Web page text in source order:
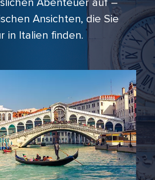
Abenteuer auf –
Ansichten, die Sie
in Italien finden.